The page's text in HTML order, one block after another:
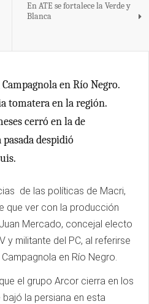
En ATE se fortalece la Verde y
Blanca
en Río Negro.
tomatera en la región.
cerró en la de
despidió
de las políticas de Macri,
que ver con la producción
Mercado, concejal electo
y militante del PC, al referirse
en Río Negro.
el grupo Arcor cierra en los
la persiana en esta